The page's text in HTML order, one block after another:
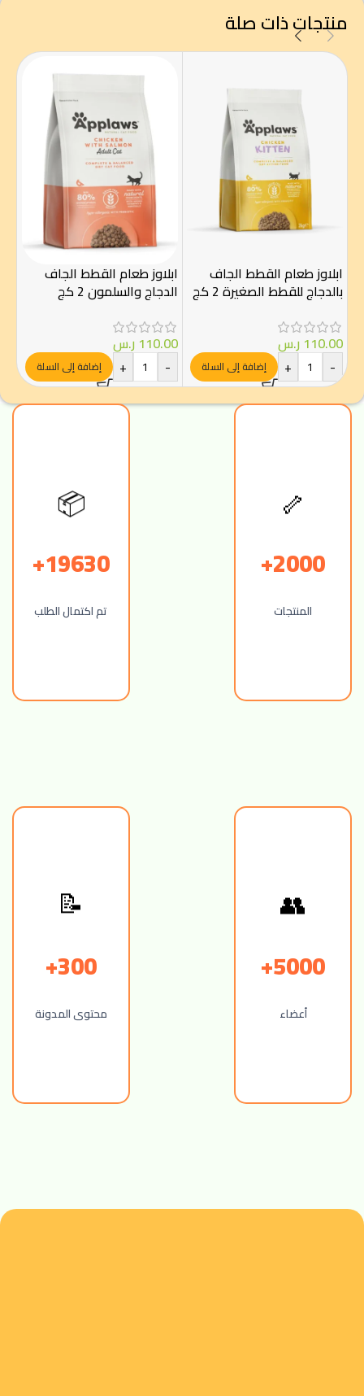
منتجات ذات صلة
ابلاوز طعام القطط الجاف
بالدجاج للقطط الصغيرة 2 كج
110.00 ر.س
-
+ إضافة إلى السلة
ابلاوز طعام القطط الجاف
الدجاج والسلمون 2 كج
110.00 ر.س
-
+ إضافة إلى السلة
🦴
2000+
المنتجات
📦
19630+
تم اكتمال الطلب
👥
5000+
أعضاء
📝
300+
محتوى المدونة